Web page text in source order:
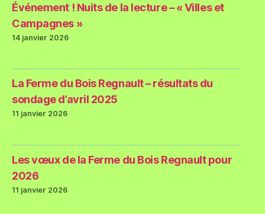
Événement ! Nuits de la lecture – « Villes et
Campagnes »
14 janvier 2026
La Ferme du Bois Regnault – résultats du
sondage d’avril 2025
11 janvier 2026
Les vœux de la Ferme du Bois Regnault pour
2026
11 janvier 2026